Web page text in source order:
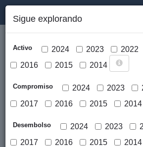
Cargar mapa
Sigue explorando
Activo 2024 2023 2022
2016
2015 2014
Compromiso 2024 2023
2017
2016 2015 2014
Desembolso 2024 2023
2017
2016 2015 2014